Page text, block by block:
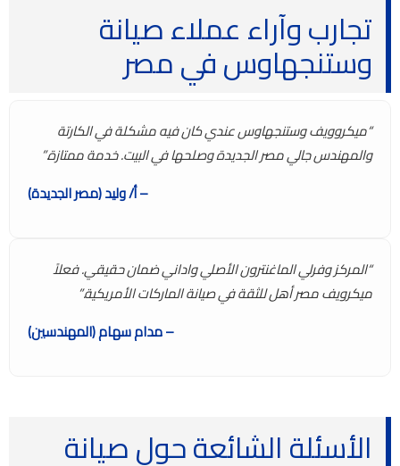
تجارب وآراء عملاء صيانة
وستنجهاوس في مصر
“ميكروويف وستنجهاوس عندي كان فيه مشكلة في الكارتة
والمهندس جالي مصر الجديدة وصلحها في البيت. خدمة ممتازة.”
– أ/ وليد (مصر الجديدة)
“المركز وفرلي الماغنترون الأصلي واداني ضمان حقيقي. فعلاً
ميكرويف مصر أهل للثقة في صيانة الماركات الأمريكية.”
– مدام سهام (المهندسين)
الأسئلة الشائعة حول صيانة